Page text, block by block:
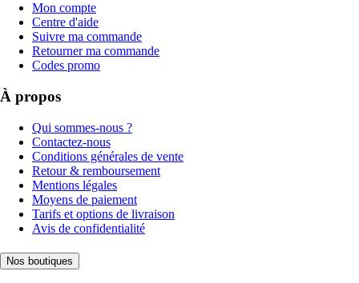
Mon compte
Centre d'aide
Suivre ma commande
Retourner ma commande
Codes promo
À propos
Qui sommes-nous ?
Contactez-nous
Conditions générales de vente
Retour & remboursement
Mentions légales
Moyens de paiement
Tarifs et options de livraison
Avis de confidentialité
Nos boutiques